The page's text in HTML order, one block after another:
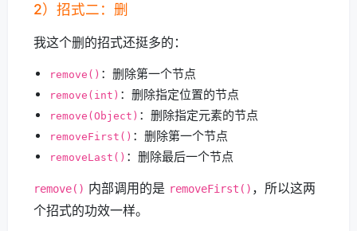
2）招式二：删
我这个删的招式还挺多的：
remove() ：删除第一个节点
remove(int) ：删除指定位置的节点
remove(Object) ：删除指定元素的节点
removeFirst() ：删除第一个节点
removeLast() ：删除最后一个节点
remove() 内部调用的是 removeFirst() ，所以这两
个招式的功效一样。